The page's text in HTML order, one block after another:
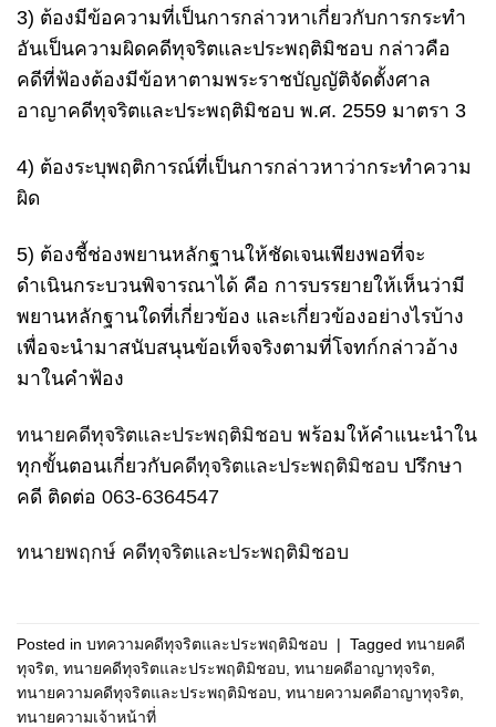
3) ต้องมีข้อความที่เป็นการกล่าวหาเกี่ยวกับการกระทำ
อันเป็นความผิดคดีทุจริตและประพฤติมิชอบ กล่าวคือ
คดีที่ฟ้องต้องมีข้อหาตามพระราชบัญญัติจัดตั้งศาล
อาญาคดีทุจริตและประพฤติมิชอบ พ.ศ. 2559 มาตรา 3
4) ต้องระบุพฤติการณ์ที่เป็นการกล่าวหาว่ากระทำความ
ผิด
5) ต้องชี้ช่องพยานหลักฐานให้ชัดเจนเพียงพอที่จะ
ดำเนินกระบวนพิจารณาได้ คือ การบรรยายให้เห็นว่ามี
พยานหลักฐานใดที่เกี่ยวข้อง และเกี่ยวข้องอย่างไรบ้าง
เพื่อจะนำมาสนับสนุนข้อเท็จจริงตามที่โจทก์กล่าวอ้าง
มาในคำฟ้อง
ทนายคดีทุจริตและประพฤติมิชอบ พร้อมให้คำแนะนำใน
ทุกขั้นตอนเกี่ยวกับคดีทุจริตและประพฤติมิชอบ ปรึกษา
คดี ติดต่อ 063-6364547
ทนายพฤกษ์ คดีทุจริตและประพฤติมิชอบ
Posted in บทความคดีทุจริตและประพฤติมิชอบ | Tagged ทนายคดี
ทุจริต ทนายคดีทุจริตและประพฤติมิชอบ ทนายคดีอาญาทุจริต
ทนายความคดีทุจริตและประพฤติมิชอบ ทนายความคดีอาญาทุจริต
ทนายความเจ้าหน้าที่